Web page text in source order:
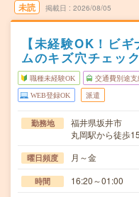
未読 掲載日 2026/08/05
【未経験OK！ビ
ムのキズ穴チェッ
職種未経験OK 交通費別途支
WEB登録OK 派遣
勤務地
福井県坂井市
丸岡駅から徒歩
曜日頻度 月～金
時間 16:20～01:00